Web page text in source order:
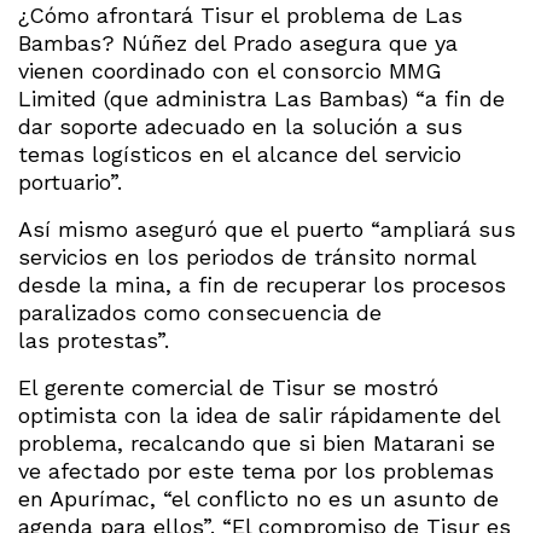
¿Cómo afrontará Tisur el problema de Las
Bambas? Núñez del Prado asegura que ya
vienen coordinado con el consorcio MMG
Limited (que administra Las Bambas) “a fin de
dar soporte adecuado en la solución a sus
temas logísticos en el alcance del servicio
portuario”.
Así mismo aseguró que el puerto “ampliará sus
servicios en los periodos de tránsito normal
desde la mina, a fin de recuperar los procesos
paralizados como consecuencia de
las protestas”.
El gerente comercial de Tisur se mostró
optimista con la idea de salir rápidamente del
problema, recalcando que si bien Matarani se
ve afectado por este tema por los problemas
en Apurímac, “el conflicto no es un asunto de
agenda para ellos”. “El compromiso de Tisur es